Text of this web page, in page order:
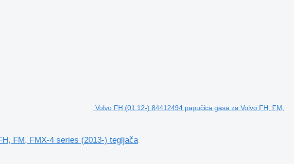
Volvo FH (01.12-) 84412494 papučica gasa za Volvo FH, FM,
FM, FMX-4 series (2013-) tegljača